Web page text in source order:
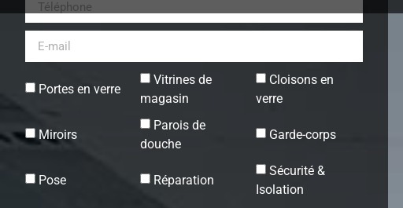
Portes en verre
Vitrines de
magasin
Cloisons en
verre
Miroirs
Parois de
douche
Garde-corps
Pose Réparation
Sécurité &
Isolation